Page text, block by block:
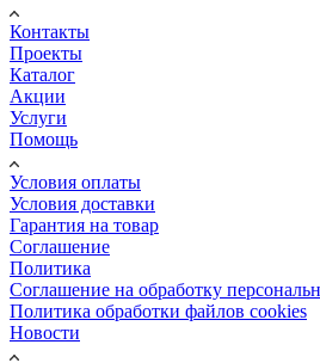
Контакты
Проекты
Каталог
Акции
Услуги
Помощь
Условия оплаты
Условия доставки
Гарантия на товар
Соглашение
Политика
Соглашение на обработку
Политика обработки файлов cookies
Новости